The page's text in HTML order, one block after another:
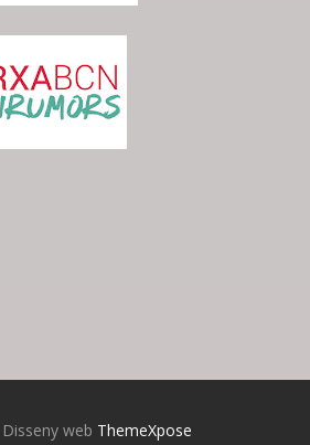
Disseny web ThemeXpose